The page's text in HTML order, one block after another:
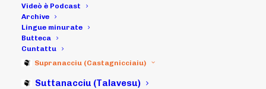
Videò è Podcast
Archive
Lingue minurate
Butteca
Cuntattu
Supranacciu (Castagnicciaiu)
Suttanacciu (Talavesu)